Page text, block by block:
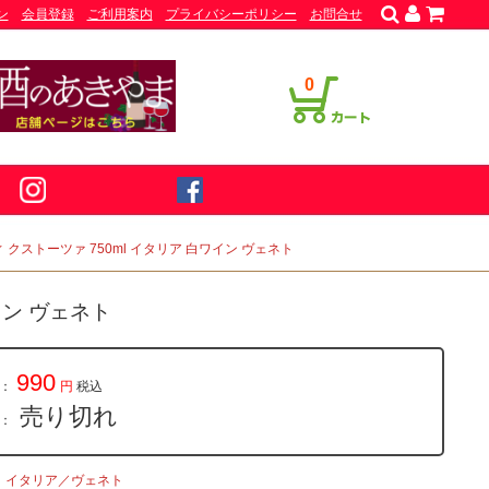
0
会員登録 ご利用案内 プライバシーポリシー お問合せ
ストーツァ 750ml イタリア 白ワイン ヴェネト
ヴェネト
990 円 税込
売り切れ
イタリア／ヴェネト